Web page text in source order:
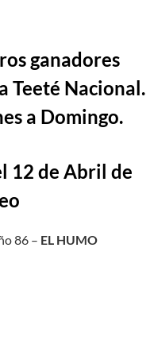
ganadores
Teeté Nacional.
a Domingo.
12 de Abril de
86 – EL HUMO